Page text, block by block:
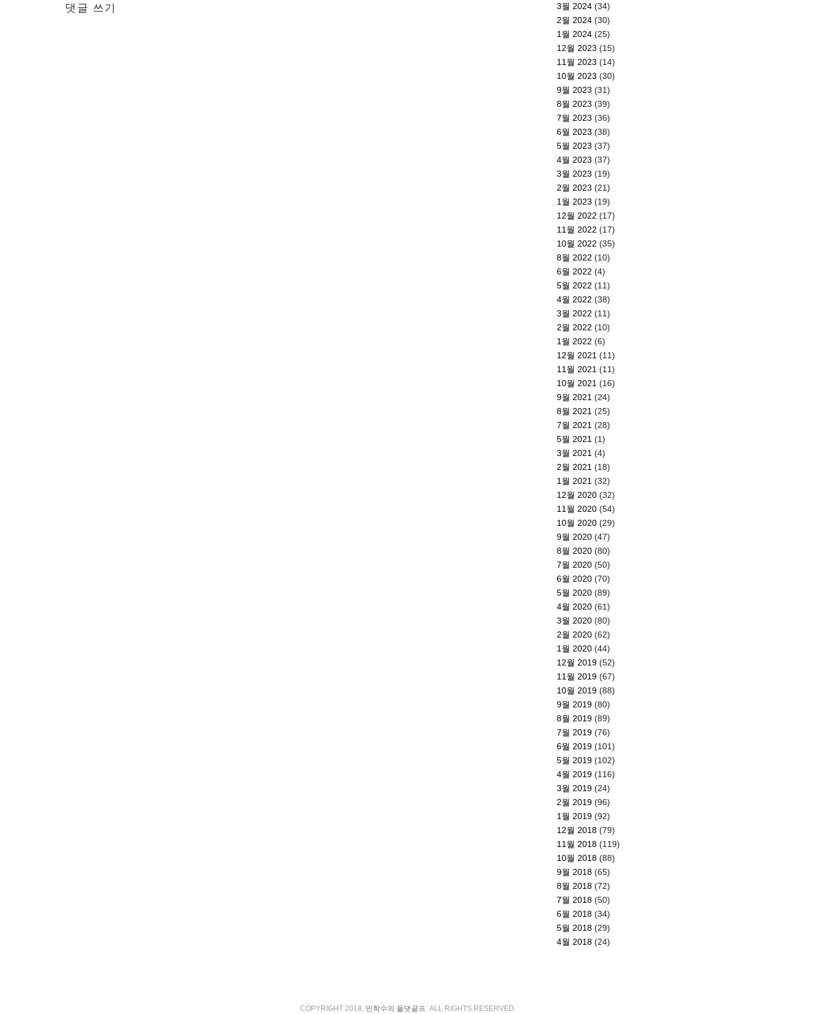
댓글 쓰기
3월 2024 (34)
2월 2024 (30)
1월 2024 (25)
12월 2023 (15)
11월 2023 (14)
10월 2023 (30)
9월 2023 (31)
8월 2023 (39)
7월 2023 (36)
6월 2023 (38)
5월 2023 (37)
4월 2023 (37)
3월 2023 (19)
2월 2023 (21)
1월 2023 (19)
12월 2022 (17)
11월 2022 (17)
10월 2022 (35)
8월 2022 (10)
6월 2022 (4)
5월 2022 (11)
4월 2022 (38)
3월 2022 (11)
2월 2022 (10)
1월 2022 (6)
12월 2021 (11)
11월 2021 (11)
10월 2021 (16)
9월 2021 (24)
8월 2021 (25)
7월 2021 (28)
5월 2021 (1)
3월 2021 (4)
2월 2021 (18)
1월 2021 (32)
12월 2020 (32)
11월 2020 (54)
10월 2020 (29)
9월 2020 (47)
8월 2020 (80)
7월 2020 (50)
6월 2020 (70)
5월 2020 (89)
4월 2020 (61)
3월 2020 (80)
2월 2020 (62)
1월 2020 (44)
12월 2019 (52)
11월 2019 (67)
10월 2019 (88)
9월 2019 (80)
8월 2019 (89)
7월 2019 (76)
6월 2019 (101)
5월 2019 (102)
4월 2019 (116)
3월 2019 (24)
2월 2019 (96)
1월 2019 (92)
12월 2018 (79)
11월 2018 (119)
10월 2018 (88)
9월 2018 (65)
8월 2018 (72)
7월 2018 (50)
6월 2018 (34)
5월 2018 (29)
4월 2018 (24)
COPYRIGHT 2018, 민학수의 올댓골프. ALL RIGHTS RESERVED.